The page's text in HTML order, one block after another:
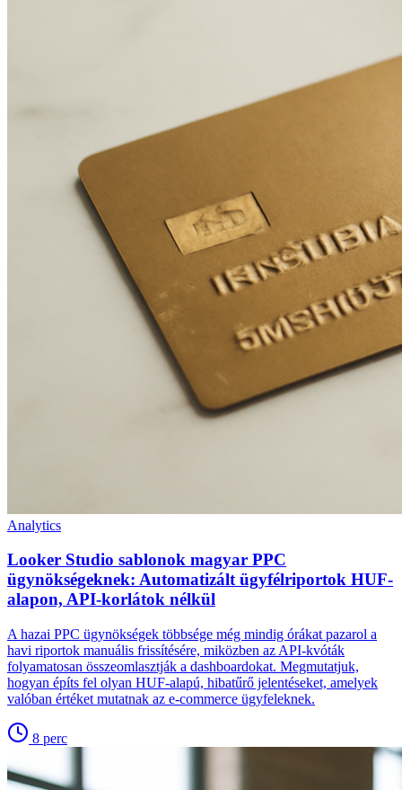
Analytics
Looker Studio sablonok magyar PPC
ügynökségeknek: Automatizált ügyfélriportok HUF-
alapon, API-korlátok nélkül
A hazai PPC ügynökségek többsége még mindig órákat pazarol a
havi riportok manuális frissítésére, miközben az API-kvóták
folyamatosan összeomlasztják a dashboardokat. Megmutatjuk,
hogyan építs fel olyan HUF-alapú, hibatűrő jelentéseket, amelyek
valóban értéket mutatnak az e-commerce ügyfeleknek.
8 perc